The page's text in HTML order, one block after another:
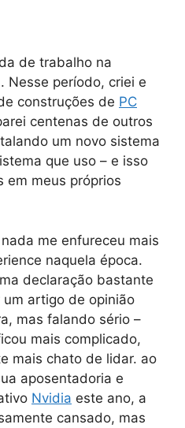
de trabalho na
Nesse período, criei e
construções de PC
centenas de outros
um novo sistema
que uso – e isso
em meus próprios
me enfureceu mais
naquela época.
declaração bastante
artigo de opinião
mas falando sério –
mais complicado,
mais chato de lidar. ao
aposentadoria e
Nvidia este ano, a
cansado, mas